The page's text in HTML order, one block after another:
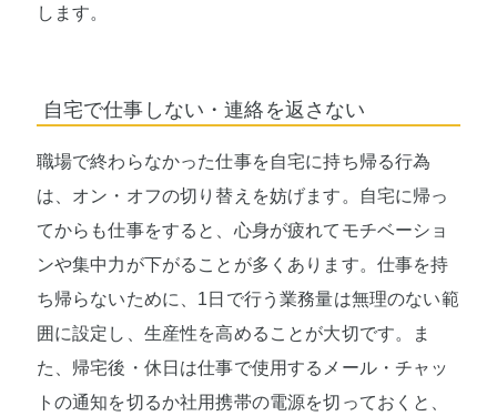
します。
自宅で仕事しない・連絡を返さない
職場で終わらなかった仕事を自宅に持ち帰る行為
は、オン・オフの切り替えを妨げます。自宅に帰っ
てからも仕事をすると、心身が疲れてモチベーショ
ンや集中力が下がることが多くあります。仕事を持
ち帰らないために、1日で行う業務量は無理のない範
囲に設定し、生産性を高めることが大切です。ま
た、帰宅後・休日は仕事で使用するメール・チャッ
トの通知を切るか社用携帯の電源を切っておくと、